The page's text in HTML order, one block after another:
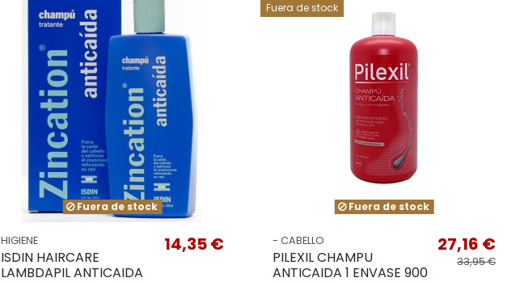
Fuera de stock
HIGIENE
ISDIN HAIRCARE
LAMBDAPIL ANTICAIDA
14,35 €
Fuera de stock
Fuera de stock
- CABELLO
PILEXIL CHAMPU
ANTICAIDA 1 ENVASE 900
27,16 €
33,95 €